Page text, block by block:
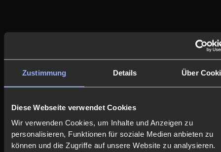
Zustimmung Details Über
Diese Webseite verwendet Cookies
Wir verwenden Cookies, um Inhalte und Anzeigen zu
personalisieren, Funktionen für soziale Medien anbieten zu
können und die Zugriffe auf unsere Website zu analysieren.